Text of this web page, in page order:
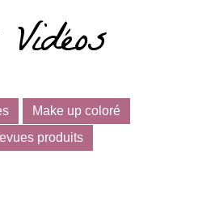
Make up coloré
produits